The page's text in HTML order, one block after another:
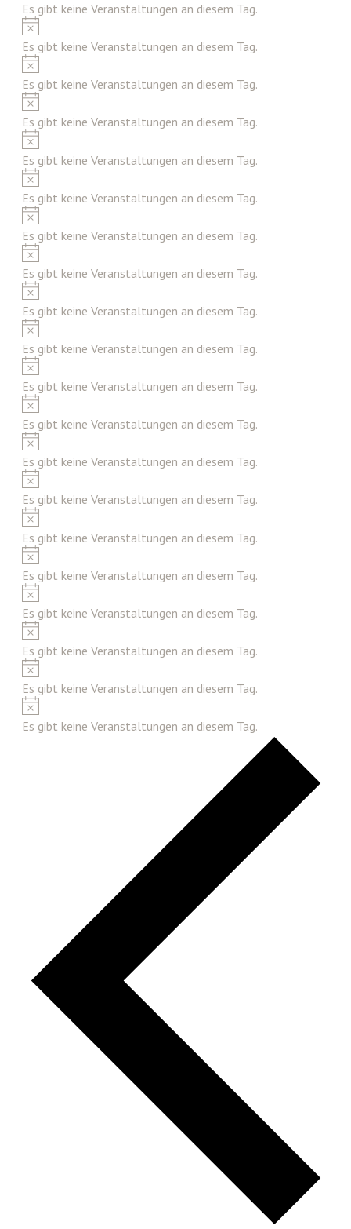
Es gibt keine Veranstaltungen an diesem Tag.
Hinweis
Es gibt keine Veranstaltungen an diesem Tag.
Hinweis
Es gibt keine Veranstaltungen an diesem Tag.
Hinweis
Es gibt keine Veranstaltungen an diesem Tag.
Hinweis
Es gibt keine Veranstaltungen an diesem Tag.
Hinweis
Es gibt keine Veranstaltungen an diesem Tag.
Hinweis
Es gibt keine Veranstaltungen an diesem Tag.
Hinweis
Es gibt keine Veranstaltungen an diesem Tag.
Hinweis
Es gibt keine Veranstaltungen an diesem Tag.
Hinweis
Es gibt keine Veranstaltungen an diesem Tag.
Hinweis
Es gibt keine Veranstaltungen an diesem Tag.
Hinweis
Es gibt keine Veranstaltungen an diesem Tag.
Hinweis
Es gibt keine Veranstaltungen an diesem Tag.
Hinweis
Es gibt keine Veranstaltungen an diesem Tag.
Hinweis
Es gibt keine Veranstaltungen an diesem Tag.
Hinweis
Es gibt keine Veranstaltungen an diesem Tag.
Hinweis
Es gibt keine Veranstaltungen an diesem Tag.
Hinweis
Es gibt keine Veranstaltungen an diesem Tag.
Hinweis
Es gibt keine Veranstaltungen an diesem Tag.
Hinweis
Es gibt keine Veranstaltungen an diesem Tag.